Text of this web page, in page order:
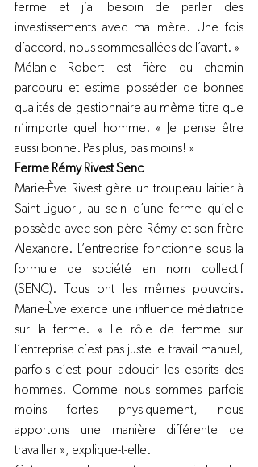
ferme et j’ai besoin de parler des
investissements avec ma mère. Une fois
d’accord, nous sommes allées de l’avant. »
Mélanie Robert est fière du chemin
parcouru et estime posséder de bonnes
qualités de gestionnaire au même titre que
n’importe quel homme. « Je pense être
aussi bonne. Pas plus, pas moins! »
Ferme Rémy Rivest Senc
Marie-Ève Rivest gère un troupeau laitier à
Saint-Liguori, au sein d’une ferme qu’elle
possède avec son père Rémy et son frère
Alexandre. L’entreprise fonctionne sous la
formule de société en nom collectif
(SENC). Tous ont les mêmes pouvoirs.
Marie-Ève exerce une influence médiatrice
sur la ferme. « Le rôle de femme sur
l’entreprise c’est pas juste le travail manuel,
parfois c’est pour adoucir les esprits des
hommes. Comme nous sommes parfois
moins fortes physiquement, nous
apportons une manière différente de
travailler », explique-t-elle.